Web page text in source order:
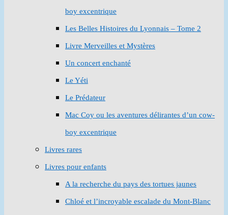
boy excentrique
Les Belles Histoires du Lyonnais – Tome 2
Livre Merveilles et Mystères
Un concert enchanté
Le Yéti
Le Prédateur
Mac Coy ou les aventures délirantes d’un cow-
boy excentrique
Livres rares
Livres pour enfants
A la recherche du pays des tortues jaunes
Chloé et l’incroyable escalade du Mont-Blanc